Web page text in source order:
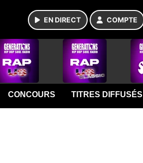
EN DIRECT COMPTE
CONCOURS TITRES DIFFUSÉS